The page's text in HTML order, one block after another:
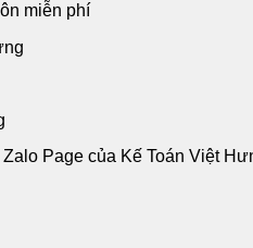
miễn phí
Zalo Page của Kế Toán Việt